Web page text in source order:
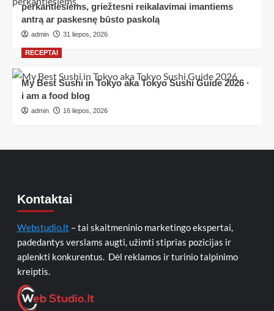
perkantiesiems, griežtesni reikalavimai imantiems
antrą ar paskesnę būsto paskolą
admin 31 liepos, 2026
RECEPTAI
My Best Sushi in Tokyo aka Tokyo Sushi Guide 2026 ·
i am a food blog
admin 16 liepos, 2026
Kontaktai
Webstudio.lt – tai skaitmeninio marketingo ekspertai,
padedantys verslams augti, užimti stiprias pozicijas ir
aplenkti konkurentus. Dėl reklamos ir turinio talpinimo
kreiptis.